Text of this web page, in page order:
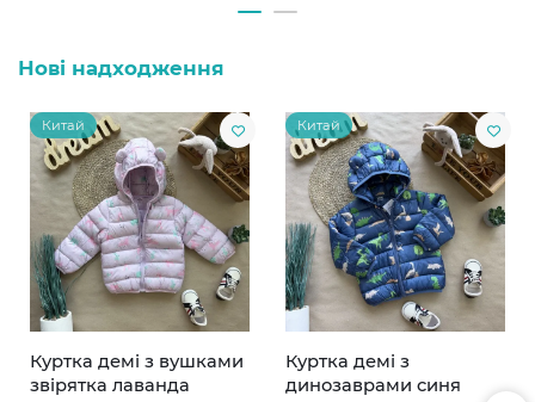
Нові надходження
Китай
Куртка демі з вушками
звірятка лаванда
Китай
Куртка демі з
динозаврами синя